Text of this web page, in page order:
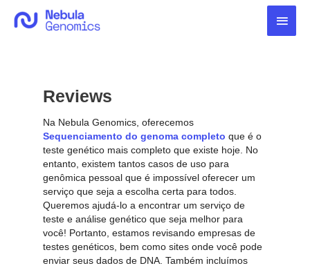
para
Reviews
Na Nebula Genomics, oferecemos
Sequenciamento do genoma completo que é o
teste genético mais completo que existe hoje. No
entanto, existem tantos casos de uso para
genômica pessoal que é impossível oferecer um
serviço que seja a escolha certa para todos.
Queremos ajudá-lo a encontrar um serviço de
teste e análise genético que seja melhor para
você! Portanto, estamos revisando empresas de
testes genéticos, bem como sites onde você pode
enviar seus dados de DNA. Também incluímos